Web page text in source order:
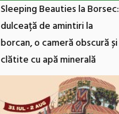
Sleeping Beauties la Borsec:
dulceață de amintiri la
borcan, o cameră obscură și
clătite cu apă minerală